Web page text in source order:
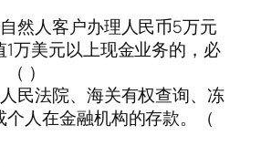
然人客户办理人民币5万元
1万美元以上现金业务的，必
）
民法院、海关有权查询、冻
人在金融机构的存款。（